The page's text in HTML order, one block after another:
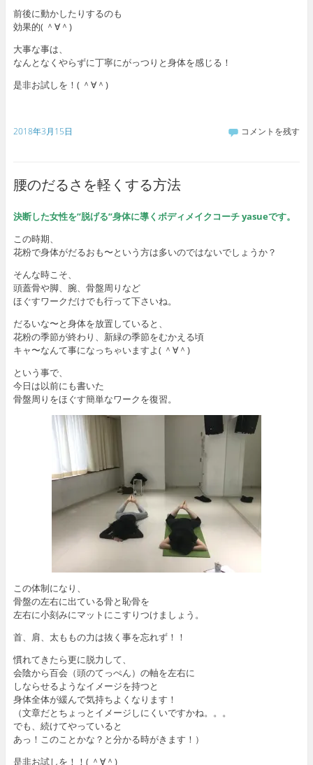
前後に動かしたりするのも
効果的( ＾∀＾)
大事な事は、
なんとなくやらずに丁寧にがっつりと身体を感じる！
是非お試しを！( ＾∀＾)
2018年3月15日 コメントを残す
腰のだるさを軽くする方法
決断した女性を”脱げる”身体に導くボディメイクコーチ yasueです。
この時期、
花粉で身体がだるおも〜という方は多いのではないでしょうか？
そんな時こそ、
頭蓋骨や脚、腕、骨盤周りなど
ほぐすワークだけでも行って下さいね。
だるいな〜と身体を放置していると、
花粉の季節が終わり、新緑の季節をむかえる頃
キャ〜なんて事になっちゃいますよ( ＾∀＾)
という事で、
今日は以前にも書いた
骨盤周りをほぐす簡単なワークを復習。
この体制になり、
骨盤の左右に出ている骨と恥骨を
左右に小刻みにマットにこすりつけましょう。
首、肩、太ももの力は抜く事を忘れず！！
慣れてきたら更に脱力して、
会陰から百会（頭のてっぺん）の軸を左右に
しならせるようなイメージを持つと
身体全体が緩んで気持ちよくなります！
（文章だとちょっとイメージしにくいですかね。。。
でも、続けてやっていると
あっ！このことかな？と分かる時がきます！）
是非お試しを！！( ＾∀＾)